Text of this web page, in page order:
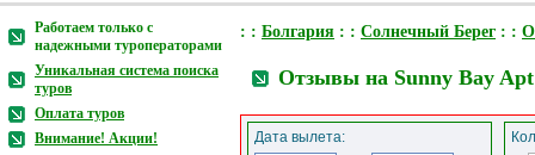
Работаем только с
надежными туроператорами
Уникальная система поиска
туров
Оплата туров
Внимание! Акции!
: : Болгария : : Солнечный Берег : :
Отзывы на Sunny Bay
Дата вылета: